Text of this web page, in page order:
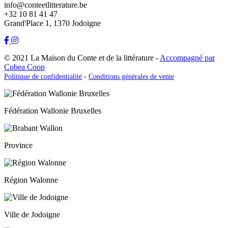
info@conteetlitterature.be
+32 10 81 41 47
Grand'Place 1, 1370 Jodoigne
© 2021 La Maison du Conte et de la littérature - Accompagné par
Cobea Coop
Politique de confidentialité - Conditions générales de vente
Fédération Wallonie Bruxelles
Province
Région Walonne
Ville de Jodoigne